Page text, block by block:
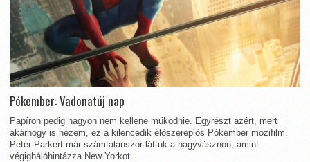
Pókember: Vadonatúj nap
Papíron pedig nagyon nem kellene működnie. Egyrészt azért, mert
akárhogy is nézem, ez a kilencedik élőszereplős Pókember mozifilm.
Peter Parkert már számtalanszor láttuk a nagyvásznon, amint
végighálóhintázza New Yorkot...